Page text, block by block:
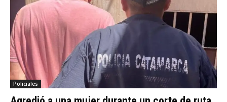
Policiales